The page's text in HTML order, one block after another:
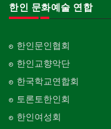
한인 문화예술 연합
한인문인협회
한인교향악단
한국학교연합회
토론토한인회
한인여성회